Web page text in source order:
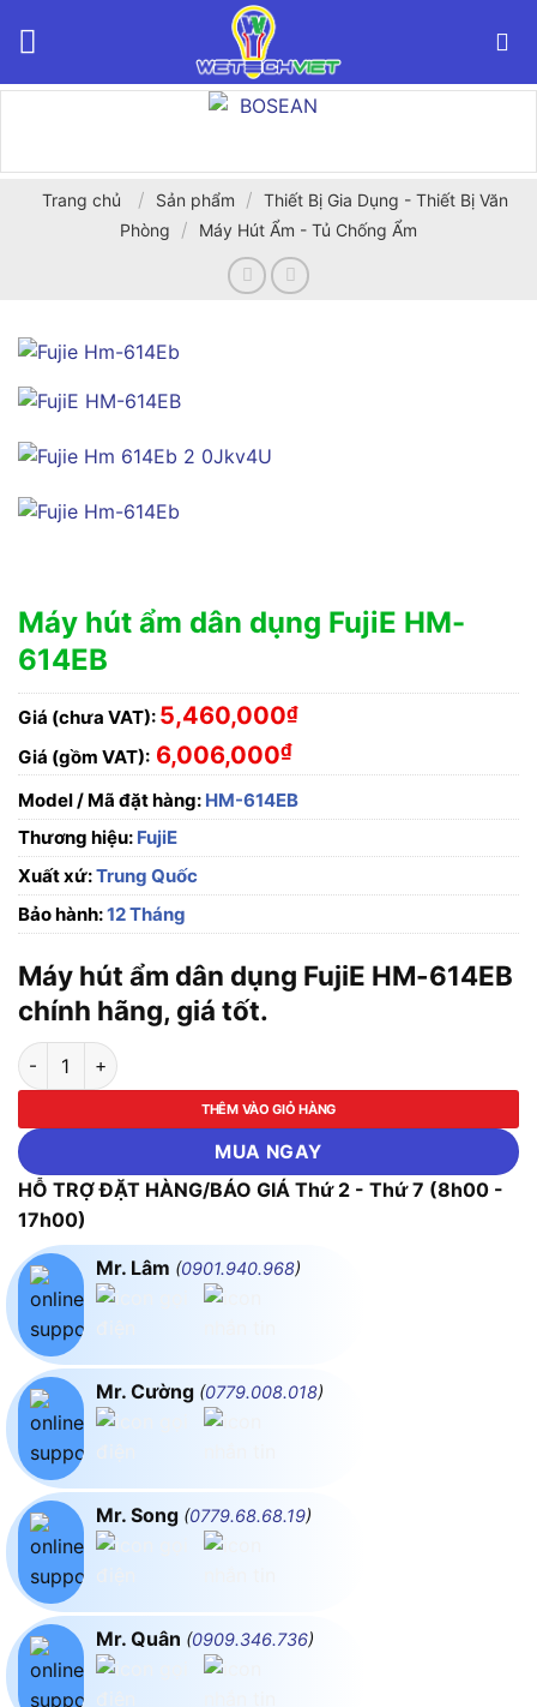
Trang chủ / Sản phẩm / Thiết Bị Gia Dụng - Thiết Bị Văn
Phòng
/ Máy Hút Ẩm - Tủ Chống Ẩm
Máy hút ẩm dân dụng FujiE HM-
614EB
Giá (chưa VAT): 5,460,000₫
Giá (gồm VAT): 6,006,000₫
Model / Mã đặt hàng: HM-614EB
Thương hiệu: FujiE
Xuất xứ:Trung Quốc
Bảo hành:12 Tháng
Máy hút ẩm dân dụng FujiE HM-614EB
chính hãng, giá tốt.
Máy hút ẩm dân dụng FujiE HM-614EB số lượng
THÊM VÀO GIỎ HÀNG
MUA NGAY
HỖ TRỢ ĐẶT HÀNG/BÁO GIÁ Thứ 2 - Thứ 7 (8h00 -
17h00)
Mr. Lâm (0901.940.968)
Mr. Cường (0779.008.018)
Mr. Song (0779.68.68.19)
Mr. Quân (0909.346.736)